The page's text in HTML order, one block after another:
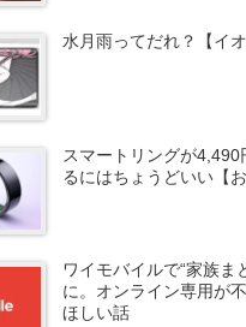
水月雨ってだれ？【イオ
スマートリングが
るにはちょうどいい【
ワイモバイルで“家族ま
に。オンライン専用が
ほしい話